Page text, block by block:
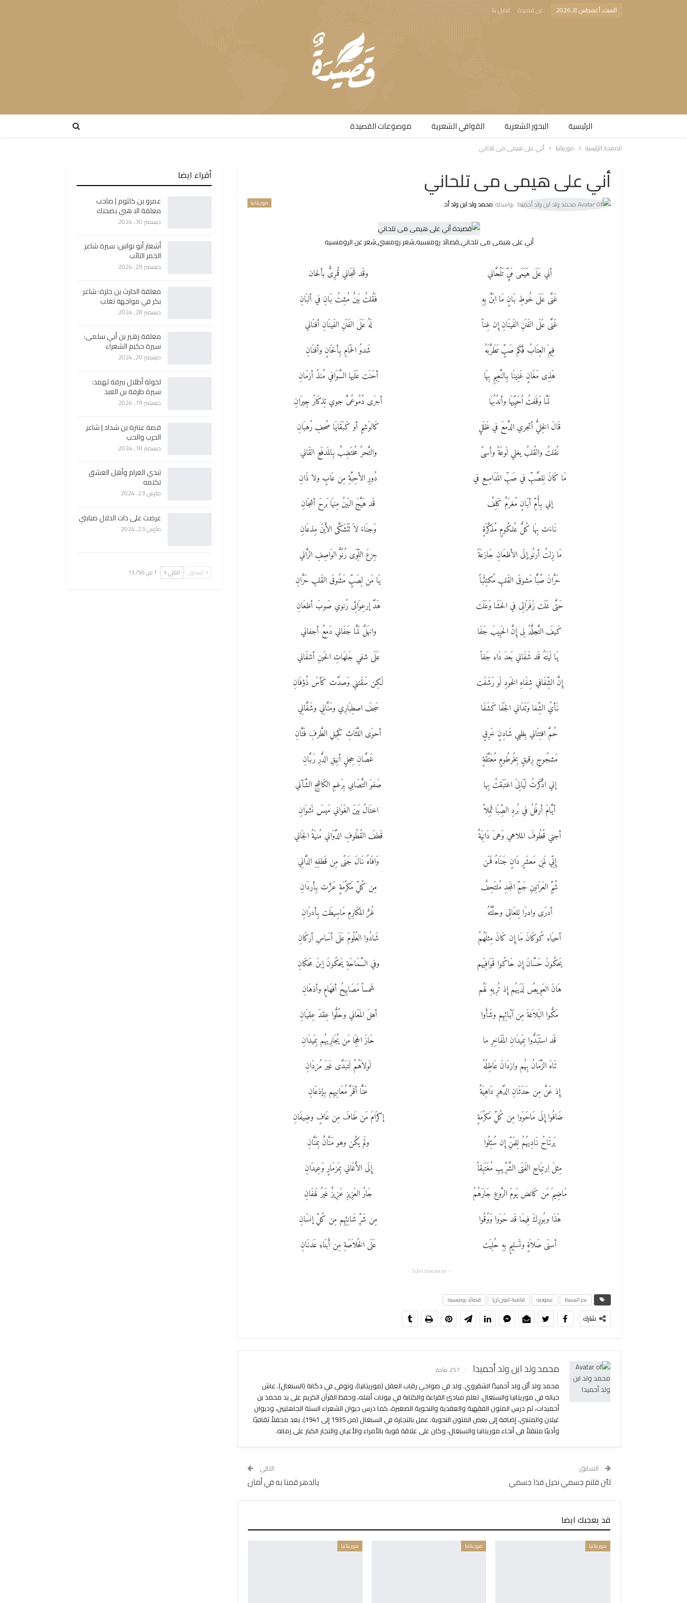
السبت, أغسطس 8, 2026 عن قصيدة اتصل بنا
الرئيسية البحور الشعرية​ القوافي الشعرية​ موضوعات القصيدة​
الصفحة الرئيسية موريتانيا أني على هيمى مى تلحاني
أني على هيمى مى تلحاني
موريتانيا بواسطة محمد ولد ابن ولد أحميدا
أني على هيمى مى تلحاني,قصائد رومنسيه,شعر رومنسي,شعر عن الرومنسيه
أني عَلَى هَيَمَى مَىٍِّ تَلُحَّاني
وقَد شَجَاني قُمرِىٌّ بألحان
غَنَّى عَلَى خُوطِ بَانٍ مَا ابَنَّ بِهِ
فَقُلتُ بَينٌ مُشِتُ بَانِ في ألبَانِ
غَنَّى عَلَى الفَنَنِ الفَينَانِ إِن غِناً
لَهُ عَلَى الفَنَنِ الفَينَانِ أفنَاني
فِيمَ العِتَابُ فَكَم صَبٍّ تَطَرَّبَهُ
شَدوُ الحَمَامِ بِألحَانٍ وأفنَانِ
هَذِى مَغَانٍ غَنِينَا بِالنَّعِيمِ بِهَا
أحَنَت عَلَيها السَّوَافي مُنذُ أزمَانِ
لَمَّا وَقَفتُ اُحَيِّيهَا وأندُبُهَا
أجرَى دُمُوعُىَّ جوي تِذكَارُ جِيرَانِ
قَالَ الخِليُّ أتجري الدَّمعَ في ظَلَلٍ
كَالوَشمِ أو كَبَقَايَا صُحفِ رُهبَانِ
نُقلتُ والقُلبُ يغلي لَوعَةً وأسىً
والتَّحرُ مُختَضِبٌ بِالمَدفَعِ القَاني
مَا كَانَ لِلصَّبِّ في صَبِّ المَدَامِعِ في
دُورِ الأحِبَّةِ مِن عَابٍ ولا ذَانِ
إني بِأُمِّ أبَانٍ مُغرَمٌ كَلِفٌ
قَد هَيَّجَ البَينُ مِنهَا بَرحَ أشجَانِ
نَاءَت بِهَا كُلُّ عُلكُومٍ مُذَكَّرَةٍ
وَجنَاءَ لاَ تَتَشَكَّى الأَينَ مِذعَانِ
مَا زِلتُ أرنُو ِإلَى الأظعَانِ جَازعَةً
جِزعَ اللِّوَى رُنُوُّ الوَاصِفِ الرَّاني
حَرَّانَ صًبًّا مَشوقَ القَلبِ مُكتِئَباً
يَا مَن لِصَبٍّ مَشُوقَ القَلبِ حَرَّانِ
حَتَّى غَلَت زَفَرَاتِى في الحَشَا وَعَلَت
هَدَّ إرعِوَائِى رُنوي صَوبَ أظعَانِ
كَيفَ التَّجلُّدُ لِى إِنَّ الحَبِيبَ جَفَا
وانهَلَّ لَمَّا جَفَاني دَمعُ أجفاني
يَا لَيتَهُ قَد شَفَاني بَعدَ دَاءِ جَفاً
عَلَى شفي جَلهَاتِ الحَينِ أشفَاني
إِنَّ الشِّفَافي شِفَاهِ الخَودِ لَو رَشَفَت
لَكِن سَقَتني وَصدَّت كَأسَ ذُؤفَانِ
نَأيُ الشِّفا وَتَدَاني الجَفَا كَشَفَا
سَجفَ اصطِبَارِي ومَنَّانِي وشَفَّانِي
حُمَّ افتِتَاني بِظبي شَادِنٍ خَرِقٍ
أحوَى اللَّثَاثِ كَحِيلِ الطَّرفِ فَتَّانِ
مَشجُوجِ رِقيقٍ بِخُرطُومٍ مُعَتَّقَةٍ
غَصَّانِ حِجلٍ أنِيقِ الدُّرِ رَبَّانِ
إني ادَّكَرتُ لَيَالِىَ اغتَبَقتُ بِها
صَفوَ التَّصَابي بِرَغمِ الكَاشِحِ الشَّآني
أيَّامَ أرفُلُ في بُردِ الصِّبَا ثَمِلاً
اختَالُ بَينَ الغَوَاني مَيسَ نَشوَانِ
أجني قُطُوفَ الملاهي وَهىَ دَانِيَةٌ
قَطفَ القُطُوفِ الدَّوَاني مُنيَةُ الجَاني
إِنِّي لَمِن مَعشَرٍ دَانٍ جَنَاهُ فَمَن
وَافَاهُ نَالَ جَنًى مِن قَطفِهِ الدَّانِي
شُمِّ العَرَانِينِ جَمِّ المَجدِ مُلتَحِفٌ
مِن كُلِّ مَكرُمَةٍ عَزَّت بِأردَانِ
أدرَى وادرَا لِلعَاتِى وحلَّتُهُ
غُرُّ المَكَارِمِ مَاسِيطَت بِأدرَانِ
أحيَاءِ كُوكَانَ مَا إِن كَانَ مِثلَهُمُ
شَادُوا العُلُومَ عَلَى أسَاسِ أركَانِ
يَحكُونَ حَسَّانَ إِن حَاكُوا قَوَافِيَهم
وفي السَّمَاحَةِ يَحكُونَ إبنَ مَحكَانِ
هَانَ العَوِيصُ لَدَيهُم إِذ تُرِيهِ لَهُم
شَمساً مَصَابِيحُ أفهَامٍ وأذهَانِ
مَكُّوا البَلاَغةَ مِن آبَائِهِم وشَأَوا
أهلَ المَعَاني وحُلُّوا عِقدَ عِقيَانِ
قَد استَبَدُّوا بِمَيدَانِ المَفَاخِرِ ما
حَازَ الحِجَا مَن يُجَارِيهُم بِمَيدَانِ
تَاهَ الزَّمَانُ بِهُم وازدَانَ عَاطِلُهُ
لَولاَهُمُ لَتبَدَّى غَيرَ مُزدَانِ
إِذ عَنَّ مِن حَدَثَانِ الدَّهرِ دَاهِيَةٌ
عَنًّا أقَرَّ مُعَانِيهِم بِإذعَانِ
ضَافُوا إِلَى مَاحَوَوا مِن كُلِّ مَكرُمَةٍ
إكرَامَ مَن طَافَ مِن عَافٍ وضِيفَانِ
يَرتَاحُ نَادِيهُمُ لِلمَنِّ إِن سُئِلُوا
ولَم يَكُن وهو مَنَّانٌ بِمَنَّانِ
مِثلَ اِرتِيَاحِ الفَتَى الشَّرِّيبِ مُغَتَبِقاً
إِلَى الأَغَاني بِمَزمَارٍ وَعِيدَانِ
مَاضِيمَ مَن كَانض يَومَ الرَّوعِ جَارَهُمُ
جَارُ العَزِيزِ عَزِيزٌ غَيرُ لَهفَانِ
هَذَا وبُورِكَ فِيمَا قَد حَوَوا وَوُقُوا
مِن شَرِّ شَانِئِهِم مِن كُلِّ إنسَانِ
أسنَى صَلاَةٍ وتَسلِيمٍ بِهِ حُلِيَت
عَلَى الخُلاَصَةِ مِن أَبنَاءِ عَدنَانِ
- Advertisement -
بحر البسيط عموديه قافية النون (ن) قصائد رومنسيه
شارك
محمد ولد ابن ولد أحميدا 257 مادة
محمد ولد أبُن ولد أحميدًا الشقروي. ولد في ضواحي رقاب العقل (موريتانيا)، وتوفي في دگانة (السنغال). عاش
حياته في موريتانيا والسنغال. تعلم مبادئ القراءة والكتابة في بيوتات أهله، وحفظ القرآن الكريم على يد محمذ بن
أحميدات، ثم درس المتون الفقهية والعقدية والنحوية الصغيرة، كما درس ديوان الشعراء الستة الجاهليين، وديوان
غيلان والمتنبي، إضافة إلى بعض المتون النحوية. عمل بالتجارة في السنغال (من 1935 إلى 1941). يعد محفلاً ثقافيًا
وأدبيًا متنقلاً في أنحاء موريتانيا والسنغال، وكان على علاقة قوية بالأمراء والأعيان والتجار الكبار على زمانه.
السابق
لئن قلتم جسمي نحيل فذا جسمي
التالي
يالدهر قمنا به في أمان
قد يعجبك ايضا
موريتانيا موريتانيا موريتانيا
أقراء ايضا
عمرو بن كلثوم | صاحب
معلقة الا هبي بصحنك
ديسمبر 30, 2024
أشعار أبو نواس: سيرة شاعر
الخمر التائب
ديسمبر 29, 2024
معلقة الحارث بن حلزة: شاعر
بكر في مواجهة تغلب
ديسمبر 28, 2024
معلقة زهير بن أبي سلمى:
سيرة حكيم الشعراء
ديسمبر 20, 2024
لخولة أطلال ببرقة ثهمد:
سيرة طرفة بن العبد
ديسمبر 19, 2024
قصة عنترة بن شداد | شاعر
الحرب والحب
ديسمبر 18, 2024
تبدي الغرام وأهل العشق
تكتمه
مارس 23, 2024
عرضت على ذات الدلال صبابتي
مارس 23, 2024
السابق التالي 1 من 13٬790